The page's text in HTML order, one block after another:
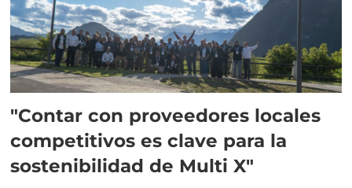
"Contar con proveedores locales
competitivos es clave para la
sostenibilidad de Multi X"